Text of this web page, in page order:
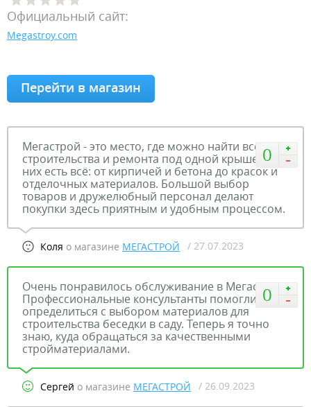
Официальный сайт:
Megastroy.com
Перейти в магазин
0
Мегастрой - это место, где можно найти всё для
строительства и ремонта под одной крышей. У
них есть всё: от кирпичей и бетона до красок и
отделочных материалов. Большой выбор
товаров и дружелюбный персонал делают
покупки здесь приятным и удобным процессом.
Коля о магазине МЕГАСТРОЙ / 27.07.2023
0
Очень понравилось обслуживание в Мегастрой.
Профессиональные консультанты помогли мне
определиться с выбором материалов для
строительства беседки в саду. Теперь я точно
знаю, куда обращаться за качественными
стройматериалами.
Сергей о магазине МЕГАСТРОЙ / 26.09.2023